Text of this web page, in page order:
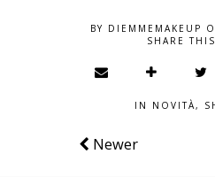
BY DIEMMEMAKEUP
SHARE
IN NOVITÀ,
Newer